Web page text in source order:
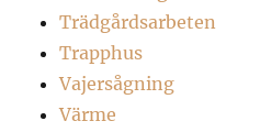
Trädgårdsarbeten
Trapphus
Vajersågning
Värme